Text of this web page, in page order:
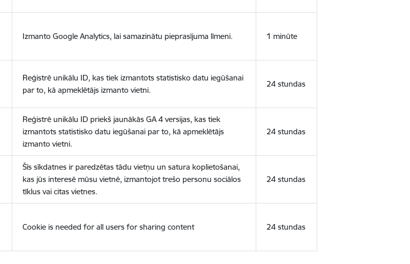
Izmanto Google Analytics, lai samazinātu pieprasījuma līmeni. 1 minūte
Reģistrē unikālu ID, kas tiek izmantots statistisko datu iegūšanai
par to, kā apmeklētājs izmanto vietni.
24 stundas
Reģistrē unikālu ID priekš jaunākās GA 4 versijas, kas tiek
izmantots statistisko datu iegūšanai par to, kā apmeklētājs
izmanto vietni.
24 stundas
Šīs sīkdatnes ir paredzētas tādu vietņu un satura koplietošanai,
kas jūs interesē mūsu vietnē, izmantojot trešo personu sociālos
tīklus vai citas vietnes.
24 stundas
Cookie is needed for all users for sharing content 24 stundas